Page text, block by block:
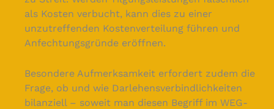
als Kosten verbucht, kann dies zu einer
unzutreffenden Kostenverteilung führen und
Anfechtungsgründe eröffnen.
Besondere Aufmerksamkeit erfordert zudem die
Frage, ob und wie Darlehensverbindlichkeiten
bilanziell – soweit man diesen Begriff im WEG-